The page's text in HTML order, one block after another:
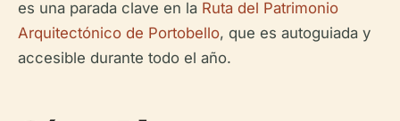
es una parada clave en la Ruta del Patrimonio
Arquitectónico de Portobello, que es autoguiada y
accesible durante todo el año.